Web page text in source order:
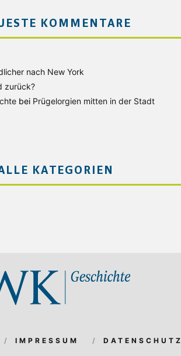
KOMMENTARE
nach New York
zurück?
bei Prügelorgien mitten in der Stadt
KATEGORIEN
IMPRESSUM DATENSCHUTZ